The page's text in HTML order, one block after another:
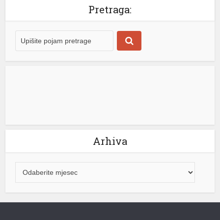
büyüsü
Pretraga:
Arhiva